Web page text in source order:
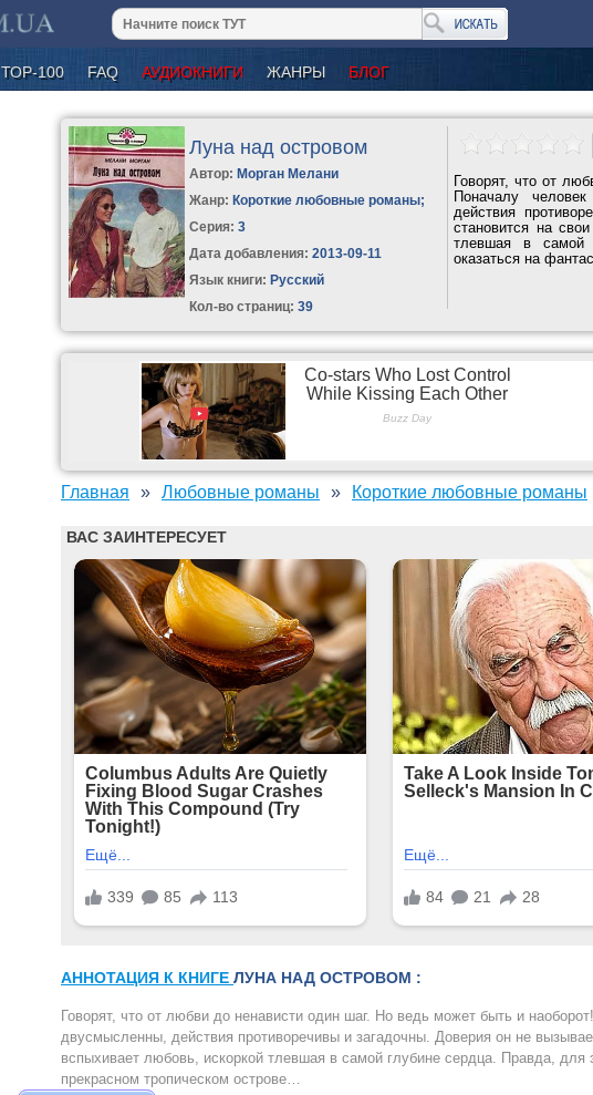
ТОР-100 FAQ АУДИОКНИГИ ЖАНРЫ БЛОГ
Луна над островом
Автор: Морган Мелани
Жанр: Короткие любовные романы;
Серия:3
Дата добавления: 2013-09-11
Язык книги: Русский
Кол-во страниц: 39
Говорят, что от
Поначалу
действия
становится на
тлевшая в самой
оказаться на
Главная Любовные романы Короткие любовные романы
АННОТАЦИЯ К КНИГЕ ЛУНА НАД ОСТРОВОМ :
Говорят, что от любви до ненависти один шаг. Но ведь может быть и
двусмысленны, действия противоречивы и загадочны. Доверия он не
вспыхивает любовь, искоркой тлевшая в самой глубине сердца. Правда, для
прекрасном тропическом острове…